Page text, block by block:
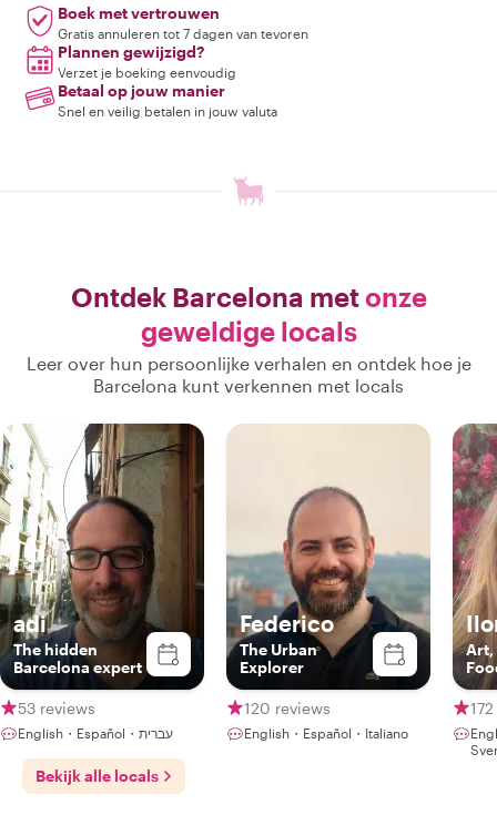
Boek met vertrouwen
Gratis annuleren tot 7 dagen van tevoren
Plannen gewijzigd?
Verzet je boeking eenvoudig
Betaal op jouw manier
Snel en veilig betalen in jouw valuta
Ontdek Barcelona metonze
geweldige locals
Leer over hun persoonlijke verhalen en ontdek hoe je
Barcelona kunt verkennen met locals
adi
The hidden
Barcelona expert
53 reviews
English・Español・עברית
Federico
The Urban
Explorer
120 reviews
English・Español・Italiano
Art,
Bekijk alle locals